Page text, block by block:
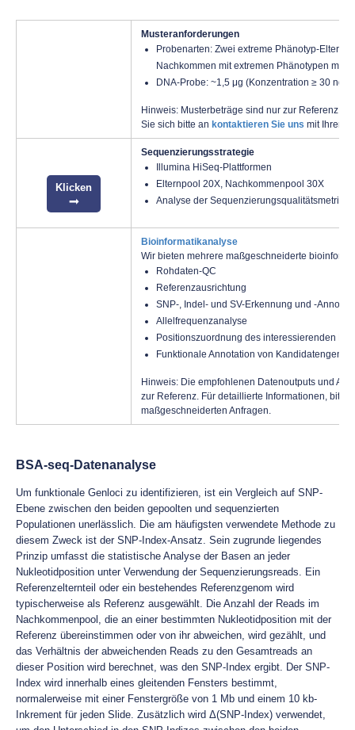
Musteranforderungen
Probenarten: Zwei extreme Phänotyp-Eltern
Nachkommen mit extremen Phänotypen mit
DNA-Probe: ~1,5 μg (Konzentration ≥ 30 ng/
Hinweis: Musterbeträge sind nur zur Referenz
Sie sich bitte an kontaktieren Sie uns mit Ihren
Klicken
Sequenzierungsstrategie
Illumina HiSeq-Plattformen
Elternpool 20X, Nachkommenpool 30X
Analyse der Sequenzierungsqualitätsmetriken
Bioinformatikanalyse
Wir bieten mehrere maßgeschneiderte
Rohdaten-QC
Referenzausrichtung
SNP-, Indel- und SV-Erkennung und -
Allelfrequenzanalyse
Positionszuordnung des interessierenden
Funktionale Annotation von Kandidatengenen
Hinweis: Die empfohlenen Datenoutputs und
zur Referenz. Für detaillierte Informationen, bitte
maßgeschneiderten Anfragen.
BSA-seq-Datenanalyse
Um funktionale Genloci zu identifizieren, ist ein Vergleich auf SNP-
Ebene zwischen den beiden gepoolten und sequenzierten
Populationen unerlässlich. Die am häufigsten verwendete Methode zu
diesem Zweck ist der SNP-Index-Ansatz. Sein zugrunde liegendes
Prinzip umfasst die statistische Analyse der Basen an jeder
Nukleotidposition unter Verwendung der Sequenzierungsreads. Ein
Referenzelternteil oder ein bestehendes Referenzgenom wird
typischerweise als Referenz ausgewählt. Die Anzahl der Reads im
Nachkommenpool, die an einer bestimmten Nukleotidposition mit der
Referenz übereinstimmen oder von ihr abweichen, wird gezählt, und
das Verhältnis der abweichenden Reads zu den Gesamtreads an
dieser Position wird berechnet, was den SNP-Index ergibt. Der SNP-
Index wird innerhalb eines gleitenden Fensters bestimmt,
normalerweise mit einer Fenstergröße von 1 Mb und einem 10 kb-
Inkrement für jeden Slide. Zusätzlich wird Δ(SNP-Index) verwendet,